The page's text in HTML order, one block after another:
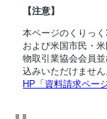
【注意】
本ページのくりっ
および米国市民・
物取引業協会会員
込みいただけませ
HP「資料請求ページ